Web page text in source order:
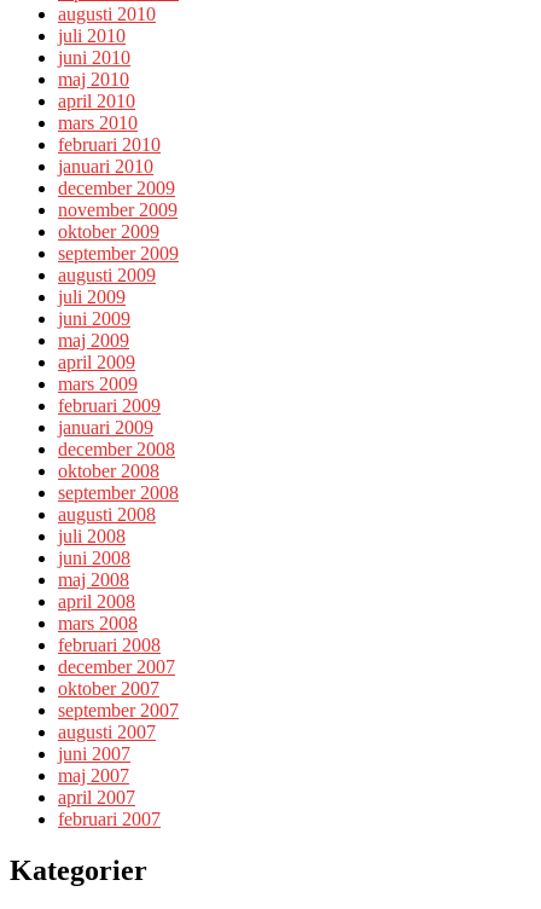
augusti 2010
juli 2010
juni 2010
maj 2010
april 2010
mars 2010
februari 2010
januari 2010
december 2009
november 2009
oktober 2009
september 2009
augusti 2009
juli 2009
juni 2009
maj 2009
april 2009
mars 2009
februari 2009
januari 2009
december 2008
oktober 2008
september 2008
augusti 2008
juli 2008
juni 2008
maj 2008
april 2008
mars 2008
februari 2008
december 2007
oktober 2007
september 2007
augusti 2007
juni 2007
maj 2007
april 2007
februari 2007
Kategorier